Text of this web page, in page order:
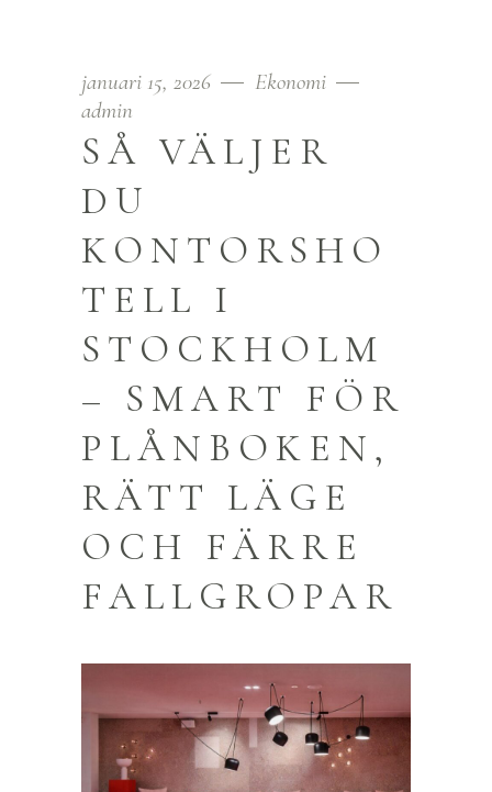
januari 15, 2026
Ekonomi
admin
SÅ VÄLJER
DU
KONTORSHO
TELL I
STOCKHOLM
– SMART FÖR
PLÅNBOKEN,
RÄTT LÄGE
OCH FÄRRE
FALLGROPAR